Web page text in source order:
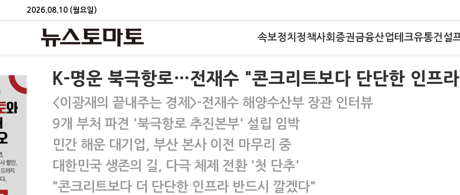
2026.08.10 (월요일)
속보정치 정책사회 증권금융산업테크유통건설
K-명운 북극항로…전재수 "콘크리트보다 단단한 인프
<이광재의 끝내주는 경제>-전재수 해양수산부 장관 인터뷰
9개 부처 파견 '북극항로 추진본부' 설립 임박
민간 해운 대기업, 부산 본사 이전 마무리 중
대한민국 생존의 길, 다극 체제 전환 '첫 단추'
"콘크리트보다 더 단단한 인프라 반드시 깔겠다"